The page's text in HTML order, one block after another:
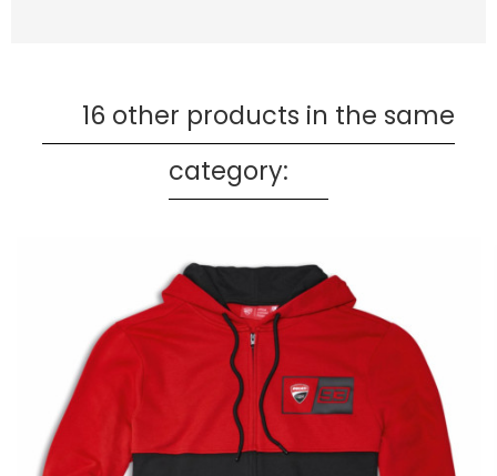
16 other products in the same
category: